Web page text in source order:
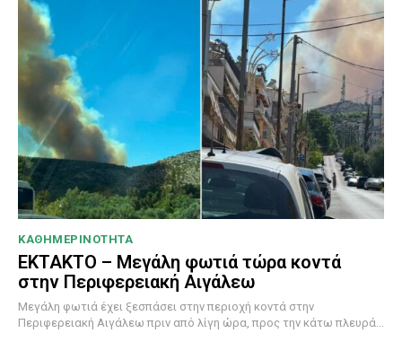
ΚΑΘΗΜΕΡΙΝΟΤΗΤΑ
ΕΚΤΑΚΤΟ – Μεγάλη φωτιά τώρα κοντά
στην Περιφερειακή Αιγάλεω
Μεγάλη φωτιά έχει ξεσπάσει στην περιοχή κοντά στην
Περιφερειακή Αιγάλεω πριν από λίγη ώρα, προς την κάτω πλευρά...